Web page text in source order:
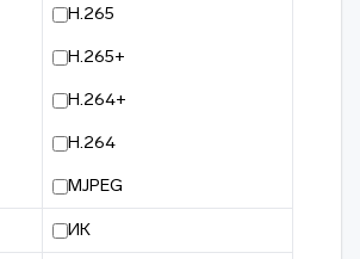
H.265
H.265+
H.264+
H.264
MJPEG
ИК